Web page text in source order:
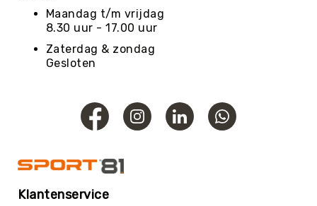
Korfballen
Volleyballen
Speelballen
Foamballen
ballen
Maandag t/m vrijdag
8.30 uur - 17.00 uur
Zaterdag & zondag
Gesloten
Klantenservice